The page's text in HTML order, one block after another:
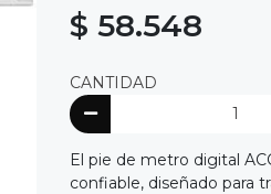
$ 58.548
CANTIDAD
El pie de metro digital
confiable, diseñado para